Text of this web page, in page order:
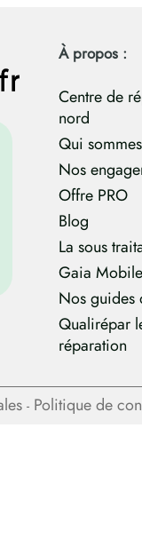
À propos :
Centre de
nord
Qui
Nos
Offre PRO
Blog
La sous
Gaia Mobile
Nos guides
Qualirépar
réparation
- Politique de